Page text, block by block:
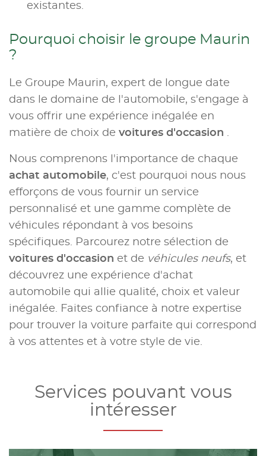
existantes.
Pourquoi choisir le groupe Maurin
?
Le Groupe Maurin, expert de longue date
dans le domaine de l'automobile, s'engage à
vous offrir une expérience inégalée en
matière de choix de voitures d'occasion .
Nous comprenons l'importance de chaque
achat automobile, c'est pourquoi nous nous
efforçons de vous fournir un service
personnalisé et une gamme complète de
véhicules répondant à vos besoins
spécifiques. Parcourez notre sélection de
voitures d'occasion et de véhicules neufs, et
découvrez une expérience d'achat
automobile qui allie qualité, choix et valeur
inégalée. Faites confiance à notre expertise
pour trouver la voiture parfaite qui correspond
à vos attentes et à votre style de vie.
Services pouvant vous
intéresser